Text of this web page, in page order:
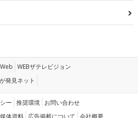
WEBザテレビジョン
発見ネット
ー 推奨環境 お問い合わせ
媒体資料 広告掲載について 会社概要